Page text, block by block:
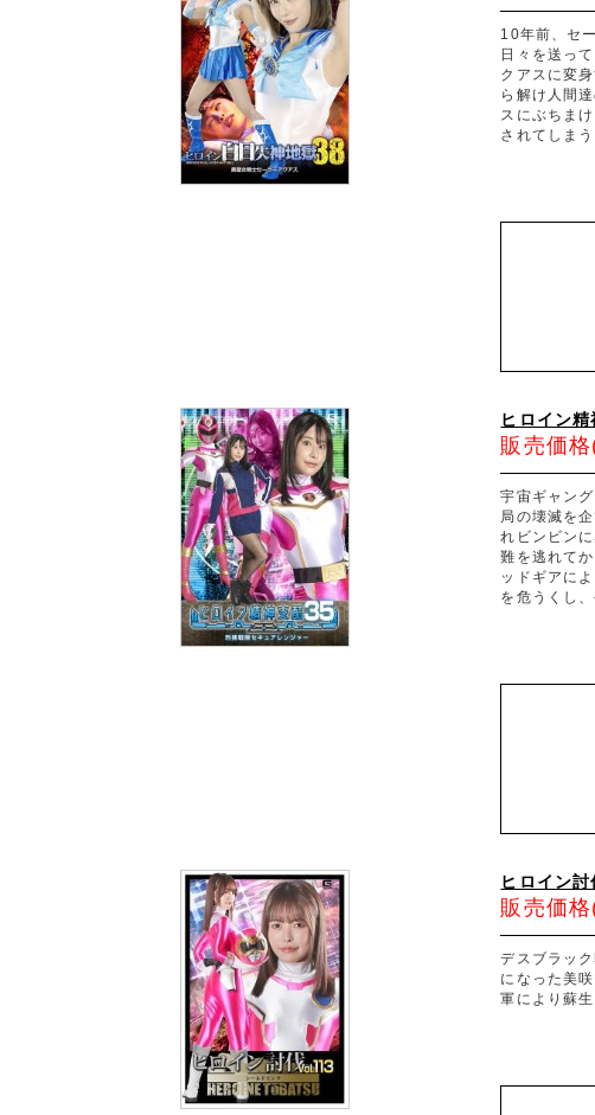
10年前、セ
日々を送っ
クアスに変
ら解け人間
スにぶちま
されてしま
ヒロイン
販売価
宇宙ギャン
局の壊滅を
れビンビン
難を逃れて
ッドギアに
を危うくし
ヒロイン
販売価
デスブラッ
になった美
軍により蘇